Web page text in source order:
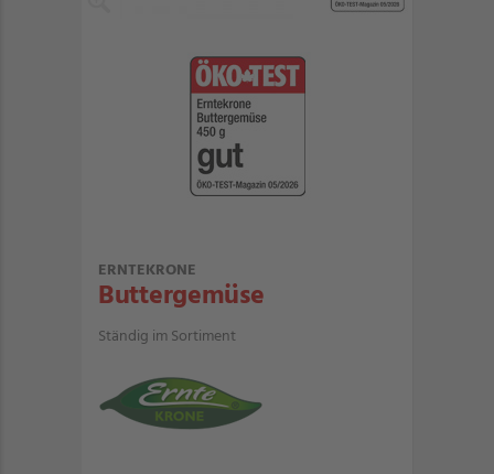
ERNTEKRONE
Buttergemüse
Ständig im Sortiment